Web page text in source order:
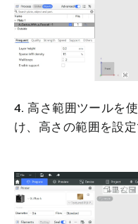
4. 高さ範囲ツールを
け、高さの範囲を設定